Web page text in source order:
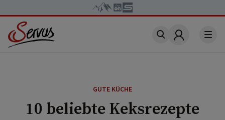
Account
GUTE KÜCHE
10 beliebte Keksrezepte